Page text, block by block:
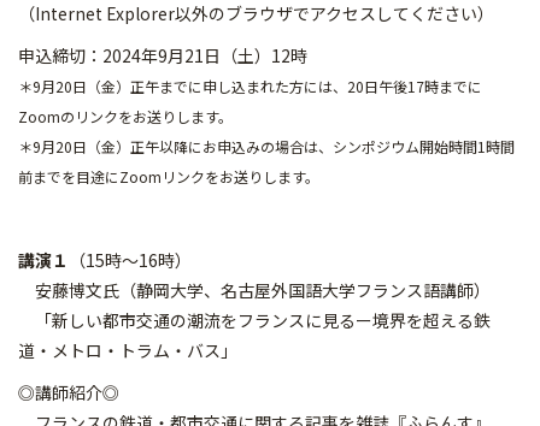
（Internet Explorer以外のブラウザでアクセスしてください）
申込締切：2024年9月21日（土）12時
＊9月20日（金）正午までに申し込まれた方には、20日午後17時までに
Zoomのリンクをお送りします。
＊9月20日（金）正午以降にお申込みの場合は、シンポジウム開始時間1時間
前までを目途にZoomリンクをお送りします。
講演１
（15時～16時）
安藤博文氏（静岡大学、名古屋外国語大学フランス語講師）
「新しい都市交通の潮流をフランスに見るー境界を超える鉄
道・メトロ・トラム・バス」
◎講師紹介◎